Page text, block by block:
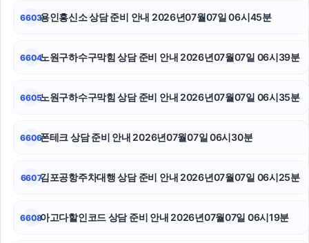
흥신소
구리하수구막힘
부산흥신소
위자료
6603용인흥신소 상담 준비 안내 2026년07월07일 06시45분
6604노원구하수구막힘 상담 준비 안내 2026년07월07일 06시39분
6605노원구하수구막힘 상담 준비 안내 2026년07월07일 06시35분
6606폰테크 상담 준비 안내 2026년07월07일 06시30분
6607김포공항주차대행 상담 준비 안내 2026년07월07일 06시25분
6608아고다할인코드 상담 준비 안내 2026년07월07일 06시19분